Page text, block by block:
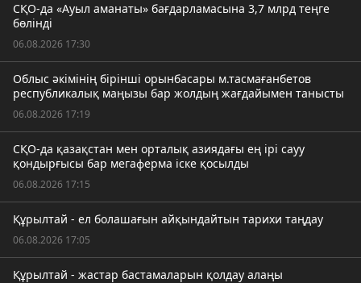
СҚО-да «Ауыл аманаты» бағдарламасына 3,7 млрд теңге
бөлінді
06.08.2026 17:30
Облыс әкімінің бірінші орынбасары м.тасмағанбетов
республикалық маңызы бар жолдың жағдайымен танысты
06.08.2026 17:19
СҚО-да қазақстан мен орталық азиядағы ең ірі сауу
қондырғысы бар мегаферма іске қосылды
06.08.2026 17:15
Құрылтай - ел болашағын айқындайтын тарихи таңдау
06.08.2026 17:05
Құрылтай - жастар бастамаларын қолдау алаңы